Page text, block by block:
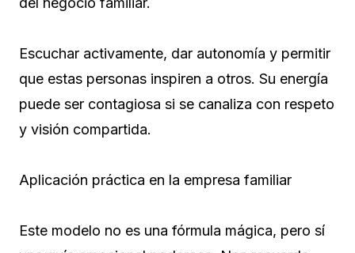
Escuchar activamente, dar autonomía y permitir
que estas personas inspiren a otros. Su energía
puede ser contagiosa si se canaliza con respeto
y visión compartida.
Aplicación práctica en la empresa familiar
Este modelo no es una fórmula mágica, pero sí